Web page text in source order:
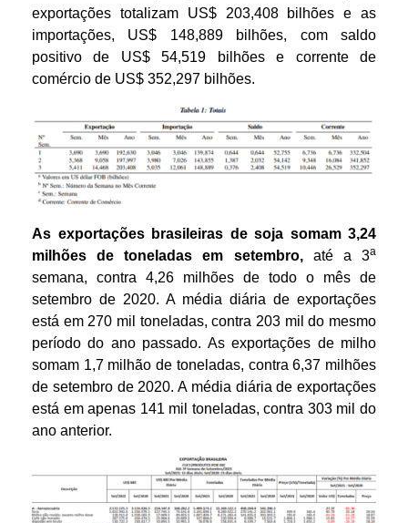
exportações totalizam US$ 203,408 bilhões e as
importações, US$ 148,889 bilhões, com saldo
positivo de US$ 54,519 bilhões e corrente de
comércio de US$ 352,297 bilhões.
As exportações brasileiras de soja somam 3,24
milhões de toneladas em setembro, até a 3a
semana, contra 4,26 milhões de todo o mês de
setembro de 2020. A média diária de exportações
está em 270 mil toneladas, contra 203 mil do mesmo
período do ano passado. As exportações de milho
somam 1,7 milhão de toneladas, contra 6,37 milhões
de setembro de 2020. A média diária de exportações
está em apenas 141 mil toneladas, contra 303 mil do
ano anterior.